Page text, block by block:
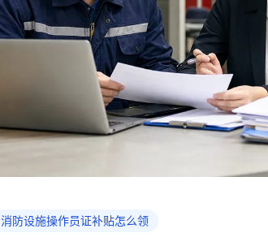
消防设施操作员证补贴怎么领